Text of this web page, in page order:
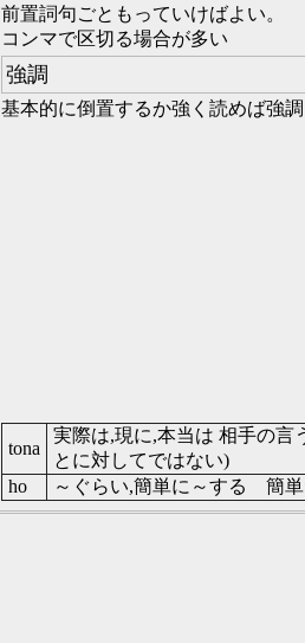
前置詞句ごともっていけばよい。
コンマで区切る場合が多い
強調
基本的に倒置するか強く読めば強調
tona
実際は,現に,本当は 相手の言
とに対してではない)
ho
～ぐらい,簡単に～する 簡